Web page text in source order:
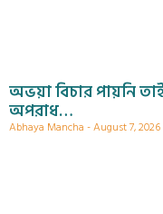
অভয়া বিচার পায়নি
অপরাধ…
Abhaya Mancha August 7, 2026